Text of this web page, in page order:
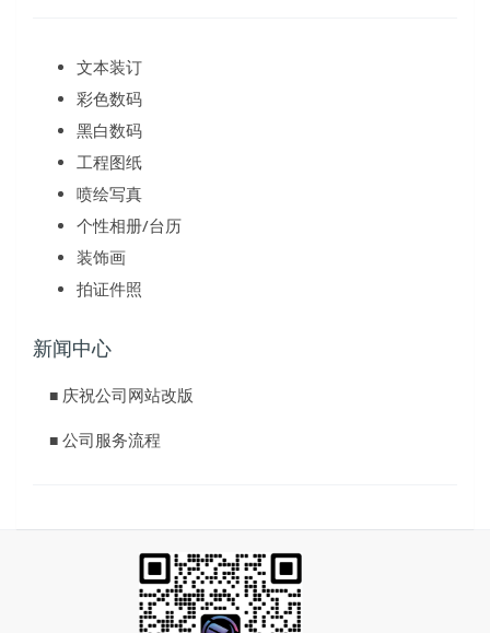
文本装订
彩色数码
黑白数码
工程图纸
喷绘写真
个性相册/台历
装饰画
拍证件照
新闻中心
■ 庆祝公司网站改版
■ 公司服务流程